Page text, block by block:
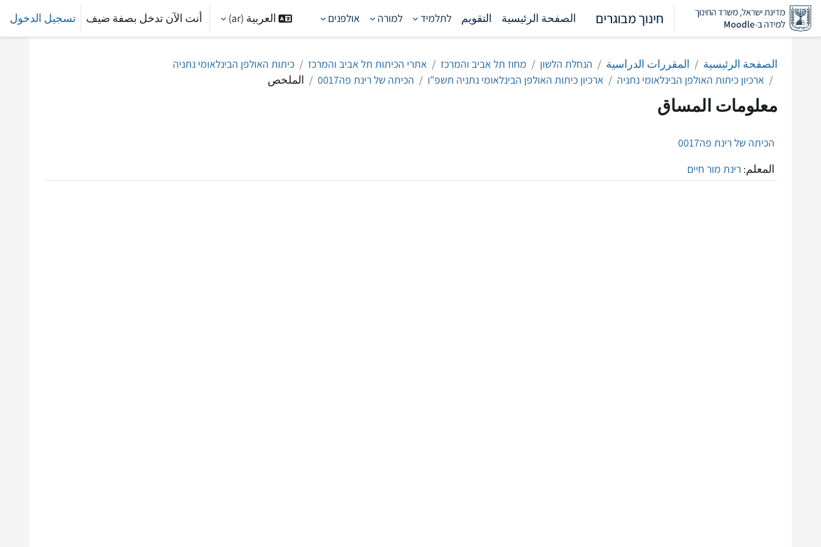
تخطى إلى المحتوى الرئيسي
חינוך מבוגרים الصفحة الرئيسية التقويم לתלמיד למורה אולפנים العربية ‎(ar)‎ أنت الآن تدخل بصفة ضيف تسجيل الدخول
الصفحة الرئيسية المقررات الدراسية הנחלת הלשון מחוז תל אביב והמרכז אתרי הכיתות תל אביב והמרכז
כיתות האולפן הבינלאומי נתניה
ארכיון כיתות האולפן הבינלאומי נתניה
ארכיון כיתות האולפן הבינלאומי נתניה תשפ"ו הכיתה של רינת פה0017 الملخص
معلومات المساق
הכיתה של רינת פה0017
المعلم: רינת מור חיים